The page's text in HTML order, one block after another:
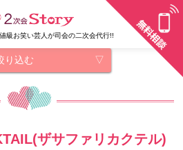
級お笑い芸人が司会の二次会代行!!
り込む
ザサファリカクテル)